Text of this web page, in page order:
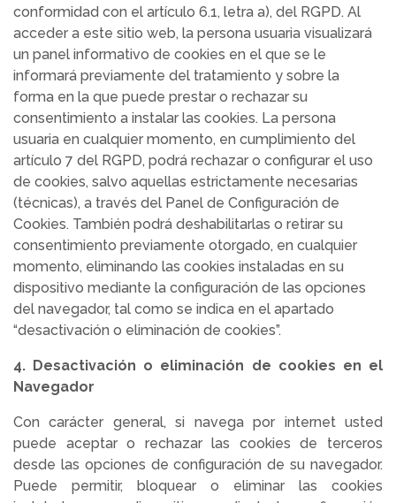
conformidad con el artículo 6.1, letra a), del RGPD. Al
acceder a este sitio web, la persona usuaria visualizará
un panel informativo de cookies en el que se le
informará previamente del tratamiento y sobre la
forma en la que puede prestar o rechazar su
consentimiento a instalar las cookies. La persona
usuaria en cualquier momento, en cumplimiento del
artículo 7 del RGPD, podrá rechazar o configurar el uso
de cookies, salvo aquellas estrictamente necesarias
(técnicas), a través del Panel de Configuración de
Cookies. También podrá deshabilitarlas o retirar su
consentimiento previamente otorgado, en cualquier
momento, eliminando las cookies instaladas en su
dispositivo mediante la configuración de las opciones
del navegador, tal como se indica en el apartado
“desactivación o eliminación de cookies”.
4. Desactivación o eliminación de cookies en el
Navegador
Con carácter general, si navega por internet usted
puede aceptar o rechazar las cookies de terceros
desde las opciones de configuración de su navegador.
Puede permitir, bloquear o eliminar las cookies